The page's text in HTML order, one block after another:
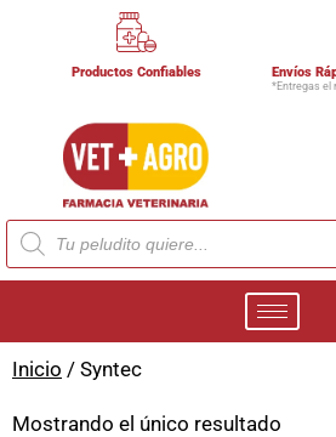
Productos Confiables Envíos
*Entregas el
Inicio / Syntec
Mostrando el único resultado